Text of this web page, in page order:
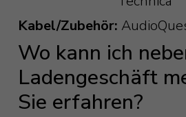
Kabel/Zubehör:
Wo kann ich
Ladengeschäft
Sie erfahren?